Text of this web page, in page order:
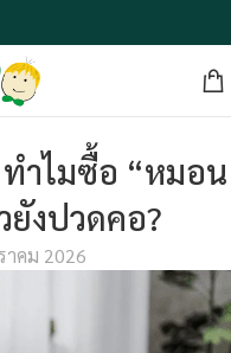
ทำไมซื้อ “หมอน
งปวดคอ?
าคม 2026